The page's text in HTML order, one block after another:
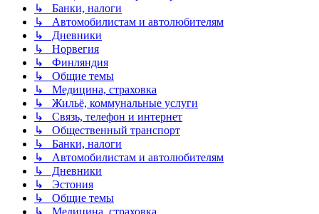
↳ Банки, налоги
↳ Автомобилистам и автолюбителям
↳ Дневники
↳ Норвегия
↳ Финляндия
↳ Общие темы
↳ Медицина, страховка
↳ Жильё, коммунальные услуги
↳ Связь, телефон и интернет
↳ Общественный транспорт
↳ Банки, налоги
↳ Автомобилистам и автолюбителям
↳ Дневники
↳ Эстония
↳ Общие темы
↳ Медицина, страховка